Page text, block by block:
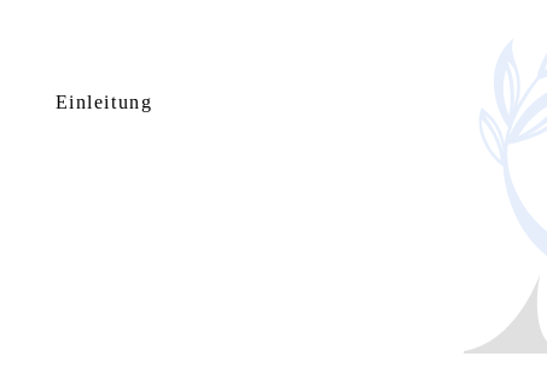
professionelle Website für lokalen Erfolg
Einleitung